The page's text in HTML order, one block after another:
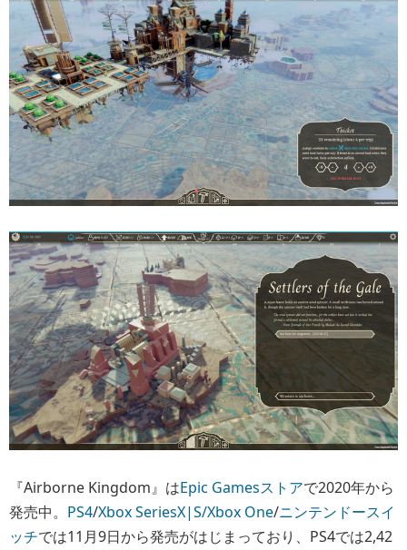
『Airborne Kingdom』はEpic Gamesストアで2020年から
発売中。 PS4/Xbox SeriesX|S/Xbox One/ニンテンドースイ
ッチでは11月9日から発売がはじまっており、PS4では2,42